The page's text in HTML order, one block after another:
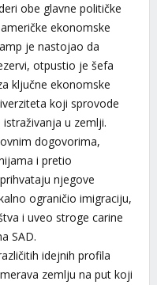
obe glavne političke
ekonomske
je nastojao da
otpustio je šefa
ključne ekonomske
koji sprovode
u zemlji.
dogovorima,
i pretio
njegove
ograničio imigraciju,
i uveo stroge carine
SAD.
idejnih profila
zemlju na put koji